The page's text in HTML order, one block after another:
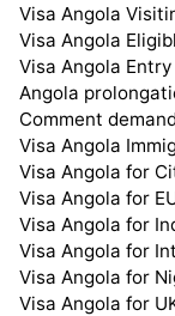
Visa Angola
Visa Angola
Visa Angola Entry
Angola
Comment
Visa Angola
Visa Angola for
Visa Angola for
Visa Angola for
Visa Angola for
Visa Angola for
Visa Angola for